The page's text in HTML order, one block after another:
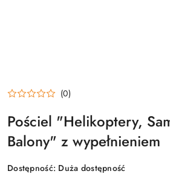
(0)
Pościel "Helikoptery,
Balony" z wypełnieniem
Dostępność: Duża dostępność